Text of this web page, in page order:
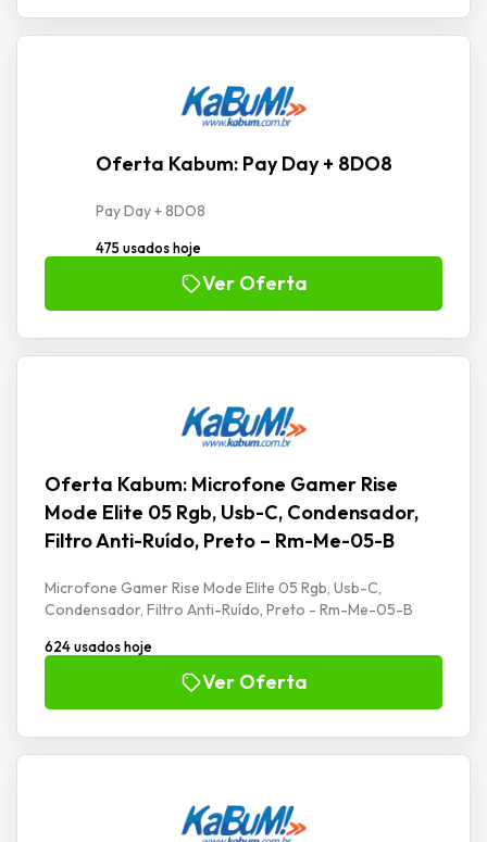
Oferta Kabum: Pay Day + 8DO8
Pay Day + 8DO8
475 usados hoje
Ver Oferta
Oferta Kabum: Microfone Gamer Rise
Mode Elite 05 Rgb, Usb-C, Condensador,
Filtro Anti-Ruído, Preto – Rm-Me-05-B
Microfone Gamer Rise Mode Elite 05 Rgb, Usb-C,
Condensador, Filtro Anti-Ruído, Preto - Rm-Me-05-B
624 usados hoje
Ver Oferta